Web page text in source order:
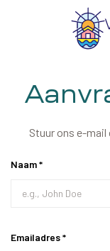
Stuur ons e-mail
Naam *
Emailadres *